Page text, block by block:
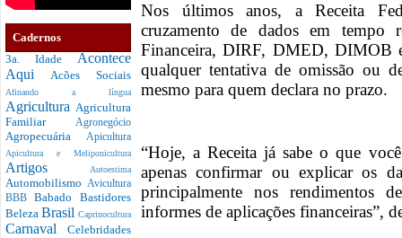
Cadernos
3a. Idade Acontece
Aqui Acões Sociais
Afinando a língua
Agricultura Agricultura
Familiar Agronegócio
Agropecuária Apicultura
Apicultura e Meliponicultura
Artigos Autoestima
Automobilismo Avicultura
BBBBabado Bastidores
Beleza Brasil Caprinocultura
Carnaval Celebridades
Nos últimos anos, a Receita
cruzamento de dados em
Financeira, DIRF, DMED, DIMOB
qualquer tentativa de omissão ou
mesmo para quem declara no prazo.
“Hoje, a Receita já sabe o que
apenas confirmar ou explicar os
principalmente nos rendimentos
informes de aplicações financeiras”,